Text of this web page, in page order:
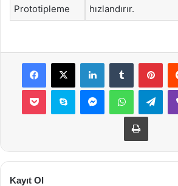
Prototipleme
hızlandırır.
Facebook
X LinkedInTumblr
Pocket Skype MessengerWhatsApp
Yazdır
Kayıt Ol